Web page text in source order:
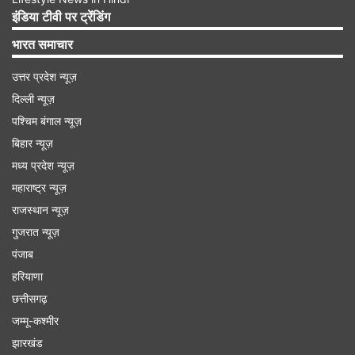
टेक्सटाइल पार्क भारत का पहला पूरी तरह से कार्यशील पीएम
मित्र पार्क है।
राज्यों के विकास के बिना देश की प्रगति संभव नहीं- पीएम
इंडिया टीवी पर ट्रेंडिंग
भारत समाचार
उत्तर प्रदेश न्यूज़
दिल्ली न्यूज़
पश्चिम बंगाल न्यूज़
बिहार न्यूज़
मध्य प्रदेश न्यूज़
महाराष्ट्र न्यूज़
राजस्थान न्यूज़
गुजरात न्यूज़
पंजाब
हरियाणा
छत्तीसगढ़
जम्मू-कश्मीर
झारखंड